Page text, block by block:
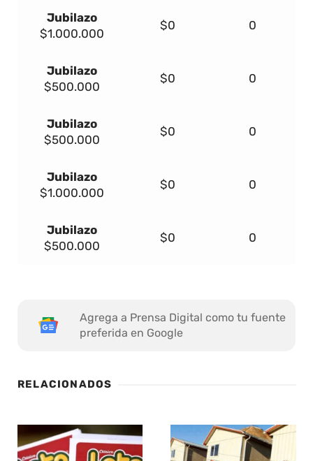
Jubilazo
$1.000.000
$0 0
Jubilazo
$500.000
$0 0
Jubilazo
$500.000
$0 0
Jubilazo
$1.000.000
$0 0
Jubilazo
$500.000
$0 0
Agrega a Prensa Digital como tu fuente
preferida en Google
RELACIONADOS